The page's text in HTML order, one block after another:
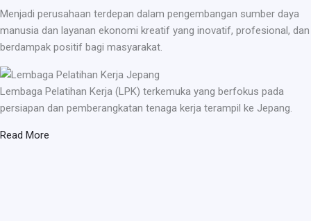
Menjadi perusahaan terdepan dalam pengembangan sumber daya
manusia dan layanan ekonomi kreatif yang inovatif, profesional, dan
berdampak positif bagi masyarakat.
Lembaga Pelatihan Kerja (LPK) terkemuka yang berfokus pada
persiapan dan pemberangkatan tenaga kerja terampil ke Jepang.
Read More